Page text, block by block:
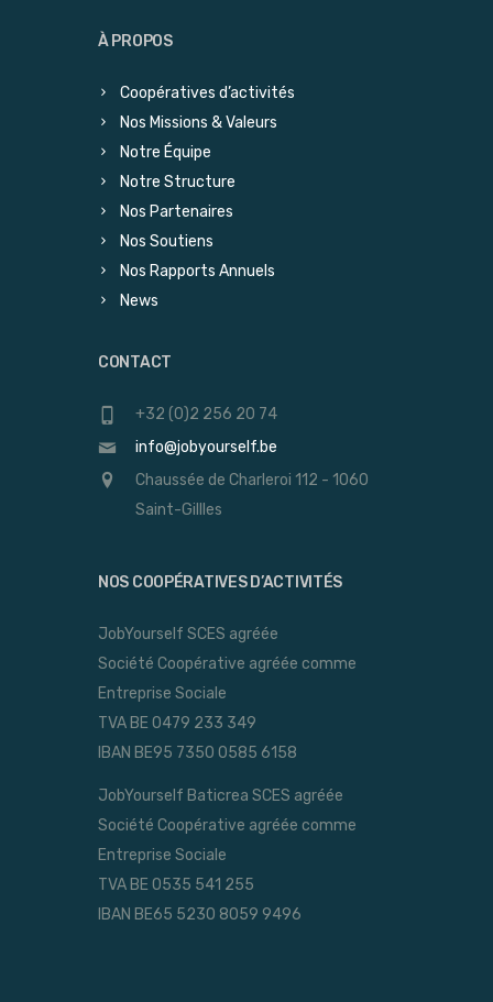
À PROPOS
Coopératives d’activités
Nos Missions & Valeurs
Notre Équipe
Notre Structure
Nos Partenaires
Nos Soutiens
Nos Rapports Annuels
News
CONTACT
+32 (0)2 256 20 74
info@jobyourself.be
Chaussée de Charleroi 112 - 1060
Saint-Gillles
NOS COOPÉRATIVES D’ACTIVITÉS
JobYourself SCES agréée
Société Coopérative agréée comme
Entreprise Sociale
TVA BE 0479 233 349
IBAN BE95 7350 0585 6158
JobYourself Baticrea SCES agréée
Société Coopérative agréée comme
Entreprise Sociale
TVA BE 0535 541 255
IBAN BE65 5230 8059 9496